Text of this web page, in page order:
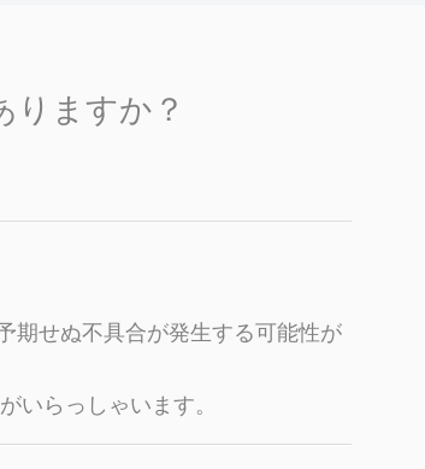
りますか？
期せぬ不具合が発生する可能性が
いらっしゃいます。